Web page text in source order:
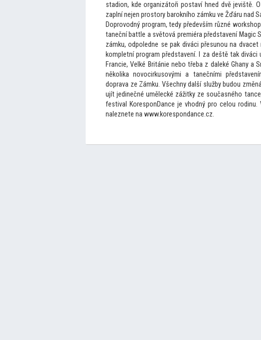
stadion, kde organizátoři postaví hned dvě jeviště.
zaplní nejen prostory barokního zámku ve Žďáru nad
Doprovodný program, tedy především různé
taneční battle a světová premiéra představení Magic
zámku, odpoledne se pak diváci přesunou na
kompletní program představení. I za deště tak diváci
Francie, Velké Británie nebo třeba z daleké Ghany a
několika novocirkusovými a tanečními
doprava ze Zámku. Všechny další služby budou
ujít jedinečné umělecké zážitky ze současného
festival KoresponDance je vhodný pro celou
naleznete na www.korespondance.cz.